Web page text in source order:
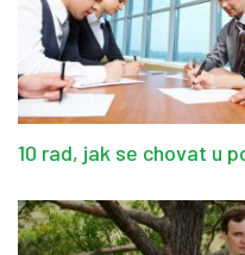
10 rad, jak se chovat u